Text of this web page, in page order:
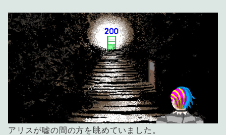
アリスが嘘の間の方を眺めていました。